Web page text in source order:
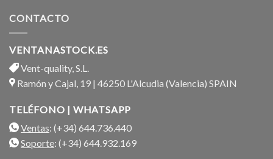
CONTACTO
VENTANASTOCK.ES
Vent-quality, S.L.
Ramón y Cajal, 19 | 46250 L'Alcudia (Valencia) SPAIN
TELÉFONO | WHATSAPP
Ventas: (+34) 644.736.440
Soporte: (+34) 644.932.169